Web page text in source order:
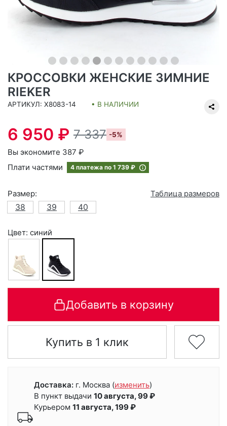
КРОССОВКИ ЖЕНСКИЕ ЗИМНИЕ
RIEKER
АРТИКУЛ: X8083-14 • В НАЛИЧИИ
6 950 ₽ 7 337 -5%
Вы экономите 387 ₽
Плати частями
4 платежа по 1 739 ₽
Размер:
Таблица размеров
38
39 40
Цвет: синий
Добавить в корзину
Купить в 1 клик
Доставка: г. Москва (изменить)
В пункт выдачи 10 августа, 99 ₽
Курьером 11 августа, 199 ₽